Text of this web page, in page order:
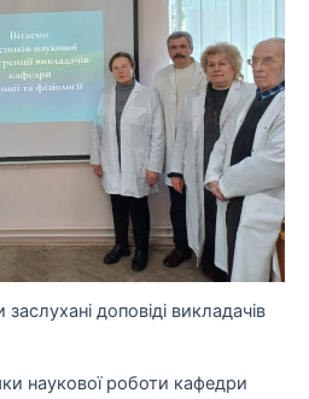
доповіді викладачів
наукової роботи кафедри